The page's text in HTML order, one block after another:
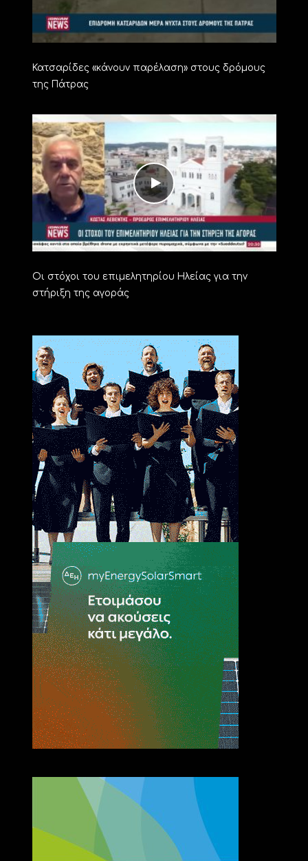
Κατσαρίδες «κάνουν παρέλαση» στους δρόμους
της Πάτρας
Οι στόχοι του επιμελητηρίου Ηλείας για την
στήριξη της αγοράς